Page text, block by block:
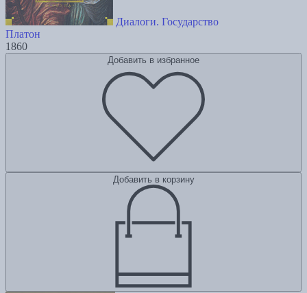
Диалоги. Государство
Платон
1860
Добавить в избранное
Добавить в корзину